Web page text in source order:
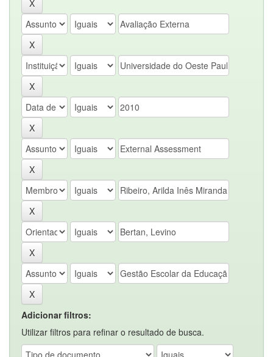
Adicionar filtros:
Utilizar filtros para refinar o resultado de busca.